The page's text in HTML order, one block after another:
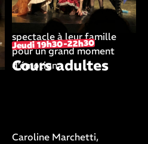
A la fin de l’année, les
enfants présenteront leur
spectacle à leur famille
pour un grand moment
d’émotion.
Jeudi 19h30-22h30
Cours adultes
Caroline Marchetti,